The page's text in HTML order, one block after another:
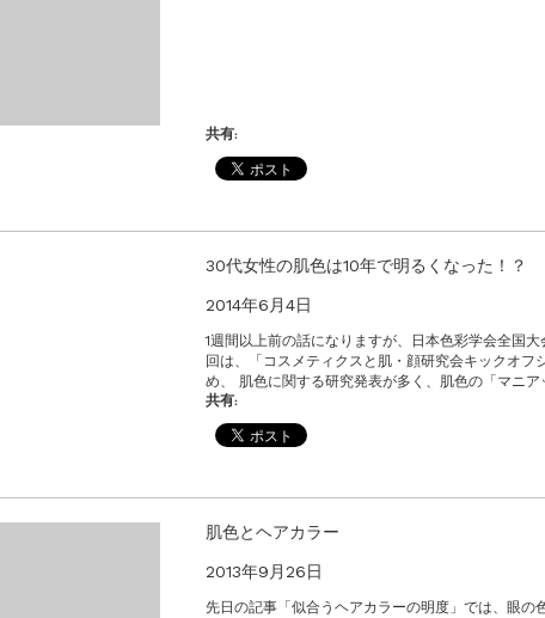
共有:
30代女性の肌色は10年で明るくなった！？
2014年6月4日
1週間以上前の話になりますが、日本色彩学会全国
回は、「コスメティクスと肌・顔研究会キックオフ
め、 肌色に関する研究発表が多く、肌色の「マニ
共有:
肌色とヘアカラー
2013年9月26日
先日の記事「似合うヘアカラーの明度」では、眼の